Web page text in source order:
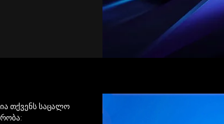
თქვენს საცალო